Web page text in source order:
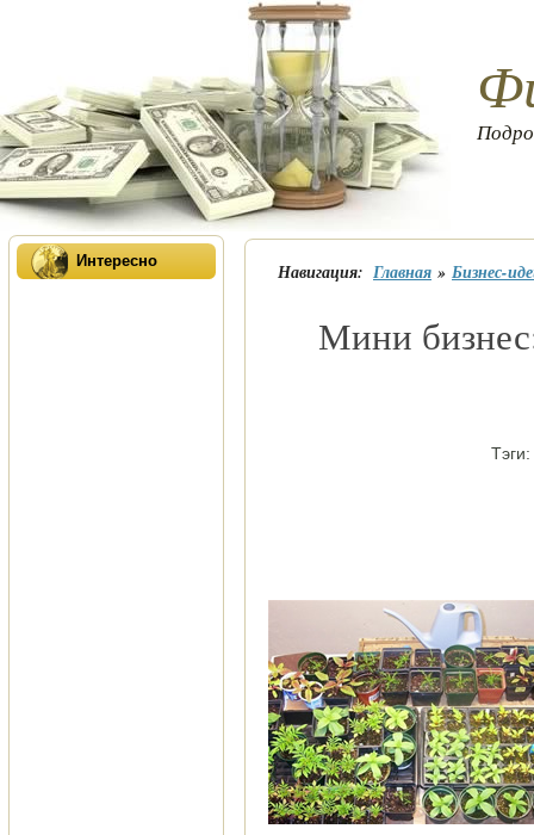
Навигация: Главная » Бизнес-
мини
Тэги:
Интересно